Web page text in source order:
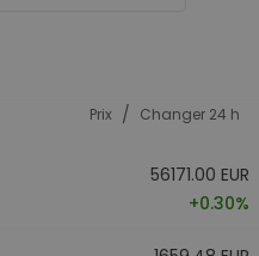
Prix / Changer 24 h
56171.00 EUR
+0.30%